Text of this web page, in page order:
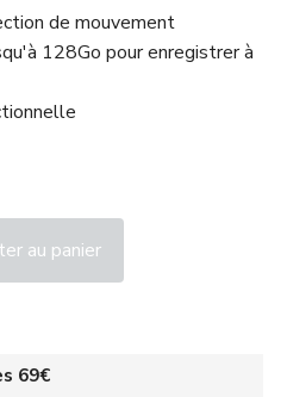
de mouvement
128Go pour enregistrer à
au panier
69€